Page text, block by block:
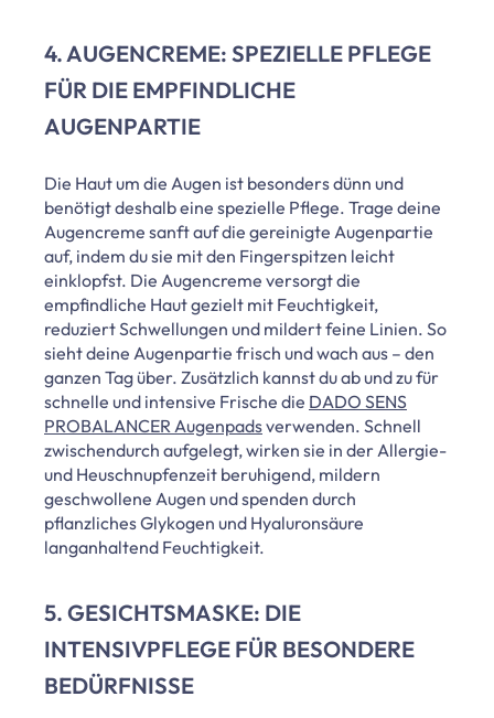
4. AUGENCREME: SPEZIELLE PFLEGE
FÜR DIE EMPFINDLICHE
AUGENPARTIE
Die Haut um die Augen ist besonders dünn und
benötigt deshalb eine spezielle Pflege. Trage deine
Augencreme sanft auf die gereinigte Augenpartie
auf, indem du sie mit den Fingerspitzen leicht
einklopfst. Die Augencreme versorgt die
empfindliche Haut gezielt mit Feuchtigkeit,
reduziert Schwellungen und mildert feine Linien. So
sieht deine Augenpartie frisch und wach aus – den
ganzen Tag über. Zusätzlich kannst du ab und zu für
schnelle und intensive Frische die DADO SENS
PROBALANCER Augenpadsverwenden. Schnell
zwischendurch aufgelegt, wirken sie in der Allergie-
und Heuschnupfenzeit beruhigend, mildern
geschwollene Augen und spenden durch
pflanzliches Glykogen und Hyaluronsäure
langanhaltend Feuchtigkeit.
5. GESICHTSMASKE: DIE
INTENSIVPFLEGE FÜR BESONDERE
BEDÜRFNISSE